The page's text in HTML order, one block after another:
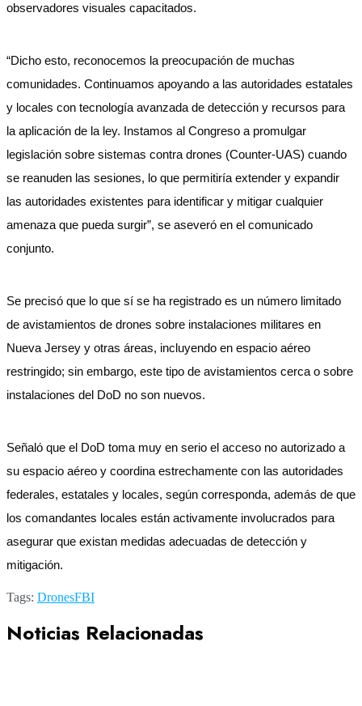
observadores visuales capacitados.
“Dicho esto, reconocemos la preocupación de muchas
comunidades. Continuamos apoyando a las autoridades estatales
y locales con tecnología avanzada de detección y recursos para
la aplicación de la ley. Instamos al Congreso a promulgar
legislación sobre sistemas contra drones (Counter-UAS) cuando
se reanuden las sesiones, lo que permitiría extender y expandir
las autoridades existentes para identificar y mitigar cualquier
amenaza que pueda surgir”, se aseveró en el comunicado
conjunto.
Se precisó que lo que sí se ha registrado es un número limitado
de avistamientos de drones sobre instalaciones militares en
Nueva Jersey y otras áreas, incluyendo en espacio aéreo
restringido; sin embargo, este tipo de avistamientos cerca o sobre
instalaciones del DoD no son nuevos.
Señaló que el DoD toma muy en serio el acceso no autorizado a
su espacio aéreo y coordina estrechamente con las autoridades
federales, estatales y locales, según corresponda, además de que
los comandantes locales están activamente involucrados para
asegurar que existan medidas adecuadas de detección y
mitigación.
Tags: DronesFBI
Noticias Relacionadas